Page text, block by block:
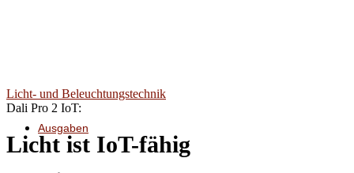
Ausgaben
Licht- und Beleuchtungstechnik
Dali Pro 2 IoT:
Licht ist IoT-fähig